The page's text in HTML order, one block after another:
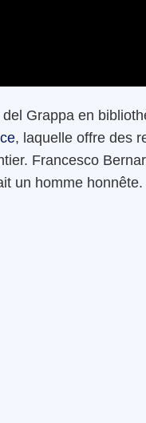
Grappa en
, laquelle offre des
Francesco
un homme